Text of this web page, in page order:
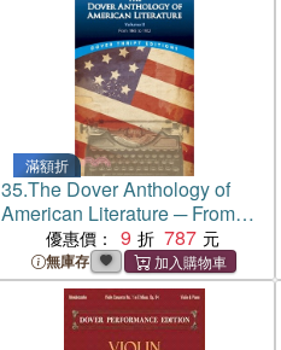
滿額折
35.The Dover Anthology of
American Literature ─ From
1865 to 1922
優惠價： 9 787
無庫存